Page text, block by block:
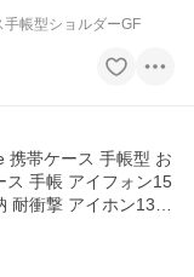
帳型ショルダーGF
携帯ケース 手帳型 お
ス 手帳 アイフォン15
耐衝撃 アイホン13 1